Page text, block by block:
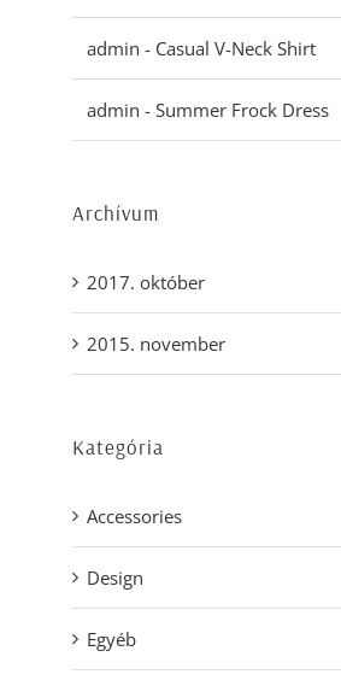
admin - Casual V-Neck Shirt
admin - Summer Frock Dress
Archívum
2017. október
2015. november
Kategória
Accessories
Design
Egyéb